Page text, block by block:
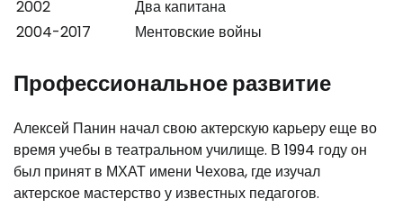
2002
Два капитана
2004-2017
Ментовские войны
Профессиональное развитие
Алексей Панин начал свою актерскую карьеру еще во
время учебы в театральном училище. В 1994 году он
был принят в МХАТ имени Чехова, где изучал
актерское мастерство у известных педагогов.